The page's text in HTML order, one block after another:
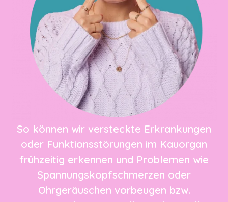
So können wir versteckte Erkrankungen
oder Funktionsstörungen im Kauorgan
frühzeitig erkennen und Problemen wie
Spannungskopfschmerzen oder
Ohrgeräuschen vorbeugen bzw.